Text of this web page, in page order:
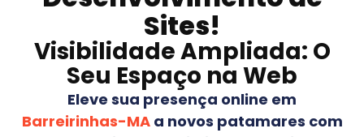
Sites!
Visibilidade Ampliada: O
Seu Espaço na Web
Eleve sua presença online em
Barreirinhas-MAa novos patamares com